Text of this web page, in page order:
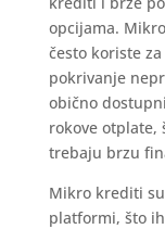
opcijama.
često koriste
pokrivanje
obično
rokove otplate,
trebaju brzu
Mikro krediti
platformi, što